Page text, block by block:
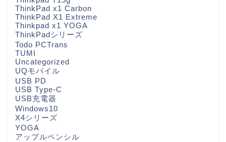
ThinkPad x1 Carbon
ThinkPad X1 Extreme
Thinkpad x1 YOGA
ThinkPadシリーズ
Todo PCTrans
TUMI
Uncategorized
UQモバイル
USB PD
USB Type-C
USB充電器
Windows10
X4シリーズ
YOGA
アップルペンシル